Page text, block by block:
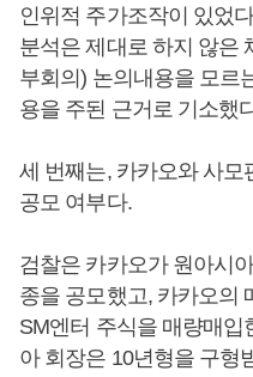
인위적 주가조작이 있었
분석은 제대로 하지 않은
부회의) 논의내용을 모르
용을 주된 근거로 기소했
세 번째는, 카카오와 사모
공모 여부다.
검찰은 카카오가 원아시
종을 공모했고, 카카오의
SM엔터 주식을 매량매입
아 회장은 10년형을 구형